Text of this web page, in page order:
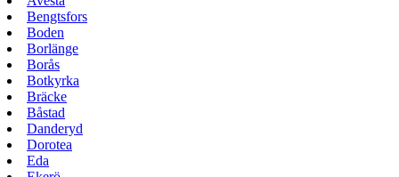
Bengtsfors
Boden
Borlänge
Borås
Botkyrka
Bräcke
Båstad
Danderyd
Dorotea
Eda